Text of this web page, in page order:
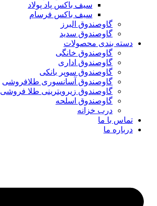
سیف باکس پاد پولاد
سیف باکس فرسام
گاوصندوق البرز
گاوصندوق سدید
دسته بندی محصولات
گاوصندوق خانگی
گاوصندوق اداری
گاوصندوق سوپر بانکی
گاوصندوق آسانسوری طلافروشی
گاوصندوق زیرویترینی طلا فروشی
گاوصندوق اسلحه
درب خزانه
تماس با ما
درباره ما